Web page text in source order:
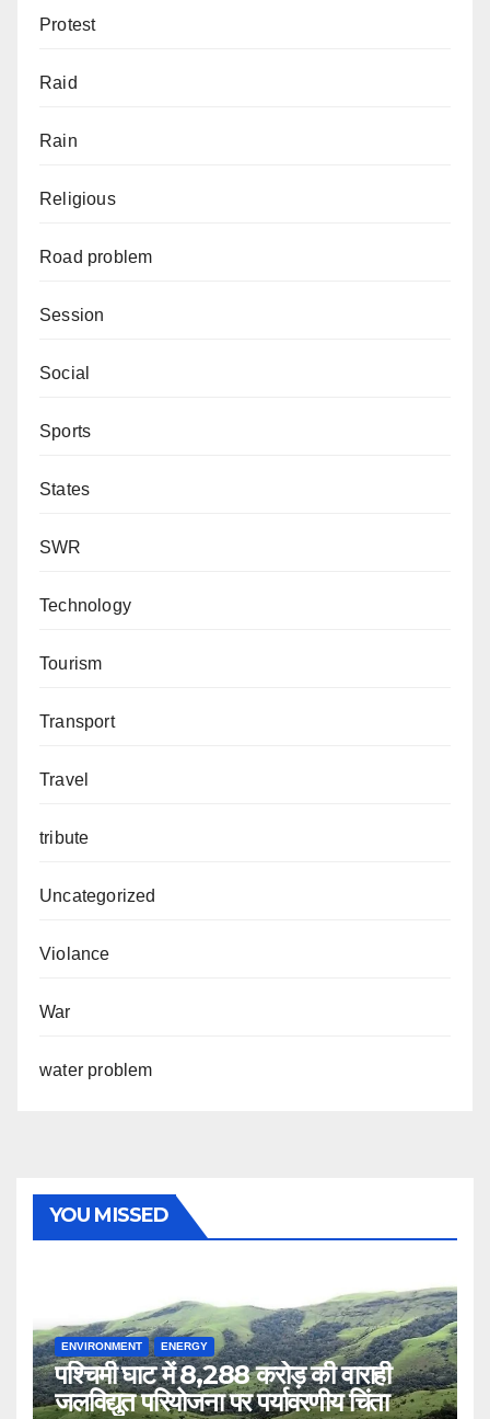
Protest
Raid
Rain
Religious
Road problem
Session
Social
Sports
States
SWR
Technology
Tourism
Transport
Travel
tribute
Uncategorized
Violance
War
water problem
YOU MISSED
ENVIRONMENT ENERGY
पश्चिमी घाट में 8,288 करोड़ की वाराही
जलविद्युत परियोजना पर पर्यावरणीय चिंता